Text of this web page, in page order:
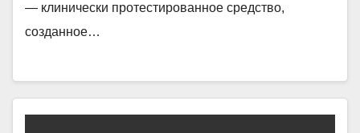
— клинически протестированное средство,
созданное…